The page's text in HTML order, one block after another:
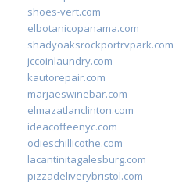
shoes-vert.com
elbotanicopanama.com
shadyoaksrockportrvpark.com
jccoinlaundry.com
kautorepair.com
marjaeswinebar.com
elmazatlanclinton.com
ideacoffeenyc.com
odieschillicothe.com
lacantinitagalesburg.com
pizzadeliverybristol.com